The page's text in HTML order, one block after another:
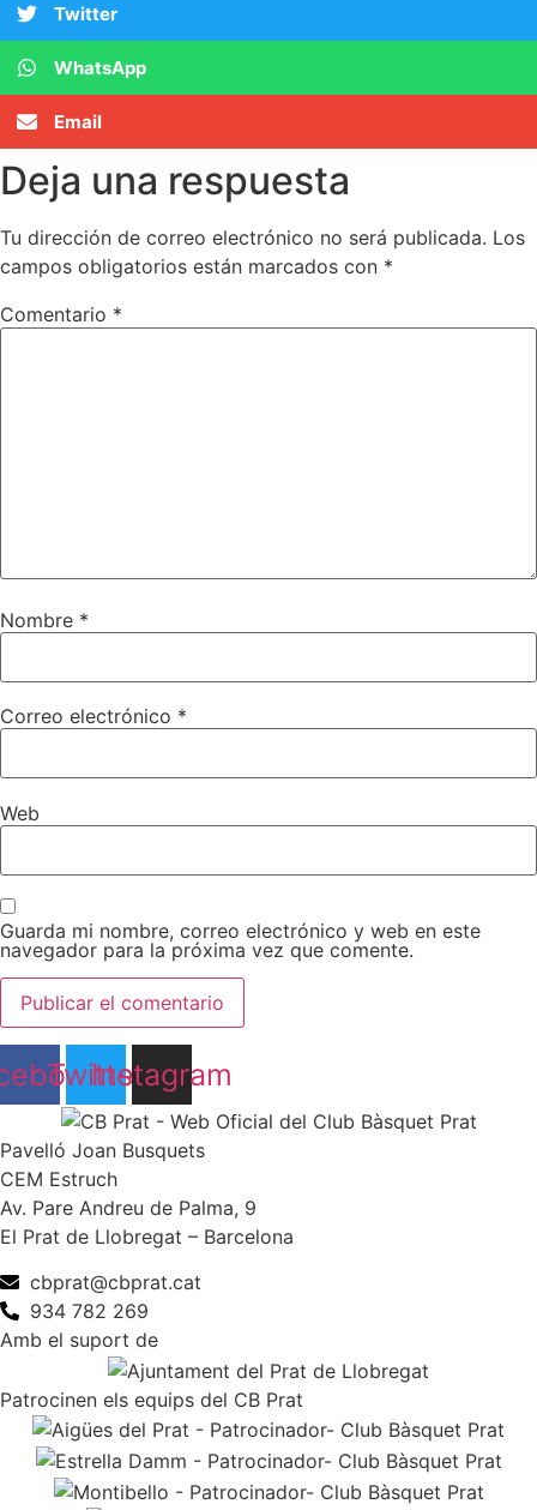
Twitter
WhatsApp
Email
Deja una respuesta
Tu dirección de correo electrónico no será publicada. Los
campos obligatorios están marcados con *
Comentario *
Nombre *
Correo electrónico *
Web
Guarda mi nombre, correo electrónico y web en este
navegador para la próxima vez que comente.
Twitter
Instagram
Pavelló Joan Busquets
CEM Estruch
Av. Pare Andreu de Palma, 9
El Prat de Llobregat – Barcelona
cbprat@cbprat.cat
934 782 269
Amb el suport de
Patrocinen els equips del CB Prat